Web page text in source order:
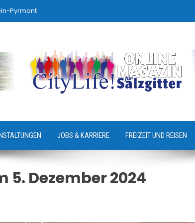
Pyrmont
JOBS & KARRIERE FREIZEIT UND REISEN
5. Dezember 2024